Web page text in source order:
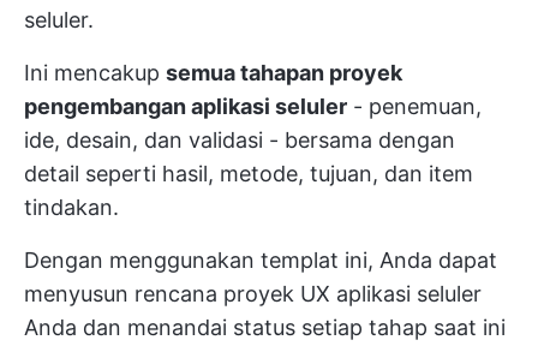
seluler.
Ini mencakup semua tahapan proyek
pengembangan aplikasi seluler - penemuan,
ide, desain, dan validasi - bersama dengan
detail seperti hasil, metode, tujuan, dan item
tindakan.
Dengan menggunakan templat ini, Anda dapat
menyusun rencana proyek UX aplikasi seluler
Anda dan menandai status setiap tahap saat ini